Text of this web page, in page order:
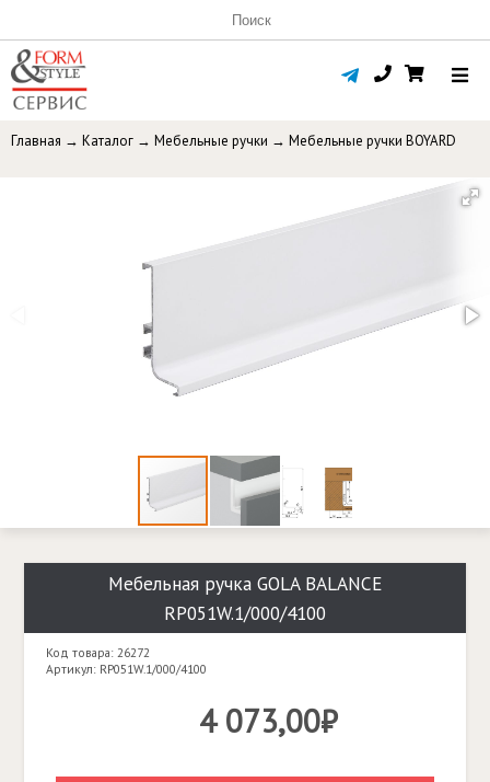
Главная → Каталог → Мебельные ручки → Мебельные ручки BOYARD
Мебельная ручка GOLA BALANCE
RP051W.1/000/4100
Код товара: 26272
Артикул: RP051W.1/000/4100
4 073,00₽